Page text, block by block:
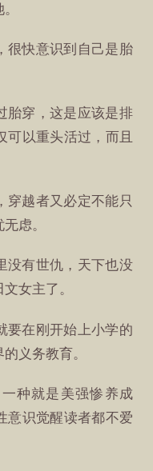
很快意识到自己是胎
胎穿，这是应该是排
可以重头活过，而且
穿越者又必定不能只
虑。
没有世仇，天下也没
女主了。
要在刚开始上小学的
义务教育。
种就是美强惨养成
意识觉醒读者都不爱